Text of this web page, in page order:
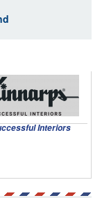
Interiors